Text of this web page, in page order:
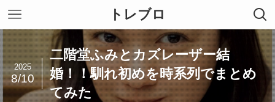
トレブロ
二階堂ふみとカズレーザー結
婚！！馴れ初めを時系列でまとめ
てみた
2025
8/10